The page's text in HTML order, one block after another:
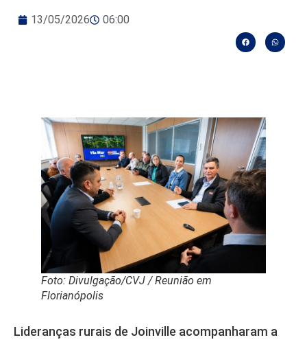
13/05/2026 06:00
Foto: Divulgação/CVJ / Reunião em
Florianópolis
Lideranças rurais de Joinville acompanharam a